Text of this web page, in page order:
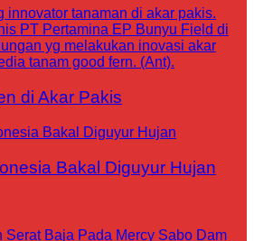
di Akar Pakis
Bakal Diguyur Hujan